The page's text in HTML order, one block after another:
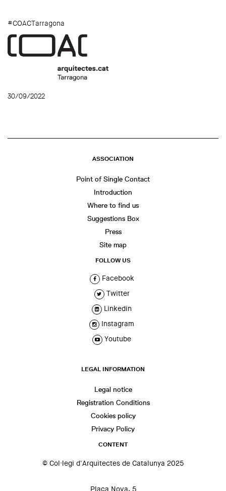
#COACTarragona
30/09/2022
ASSOCIATION
Point of Single Contact
Introduction
Where to find us
Suggestions Box
Press
Site map
FOLLOW US
Facebook
Twitter
Linkedin
Instagram
Youtube
LEGAL INFORMATION
Legal notice
Registration Conditions
Cookies policy
Privacy Policy
CONTENT
© Col·legi d'Arquitectes de Catalunya 2025
Plaça Nova, 5